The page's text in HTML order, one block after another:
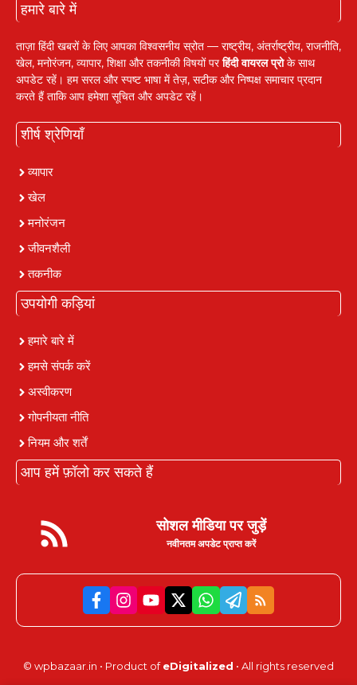
हमारे बारे में
ताज़ा हिंदी खबरों के लिए आपका विश्वसनीय स्रोत — राष्ट्रीय, अंतर्राष्ट्रीय, राजनीति,
खेल, मनोरंजन, व्यापार, शिक्षा और तकनीकी विषयों परहिंदी वायरल प्रोके साथ
अपडेट रहें। हम सरल और स्पष्ट भाषा में तेज़, सटीक और निष्पक्ष समाचार प्रदान
करते हैं ताकि आप हमेशा सूचित और अपडेट रहें।
शीर्ष श्रेणियाँ
व्यापार
खेल
मनोरंजन
जीवनशैली
तकनीक
उपयोगी कड़ियां
हमारे बारे में
हमसे संपर्क करें
अस्वीकरण
गोपनीयता नीति
नियम और शर्तें
आप हमें फ़ॉलो कर सकते हैं
सोशल मीडिया पर जुड़ें
नवीनतम अपडेट प्राप्त करें
© wpbazaar.in • Product ofeDigitalized • All rights reserved